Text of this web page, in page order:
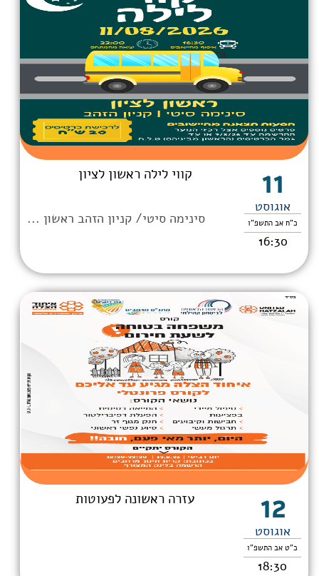
11
אוגוסט
כ"ח אב התשפ"ו
16:30
קווי לילה ראשון לציון
סינימה סיטי/ קניון הזהב ראשון ...
12
אוגוסט
כ"ט אב התשפ"ו
18:30
עזרה ראשונה לפעוטות